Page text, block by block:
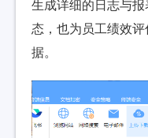
生成详细的日志与
态，也为员工绩效
据。